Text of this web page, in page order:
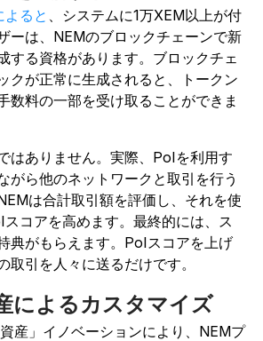
ると
、システムに1万XEM以上が付
ーは、NEMのブロックチェーンで新
する資格があります。ブロックチェ
クが正常に生成されると、トークン
数料の一部を受け取ることができま
はありません。実際、PoIを利用す
がら他のネットワークと取引を行う
は合計取引額を評価し、それを使
コアを高めます。最終的には、ス
典がもらえます。PoIスコアを上げ
取引を人々に送るだけです。
によるカスタマイズ
産」イノベーションにより、NEMプ